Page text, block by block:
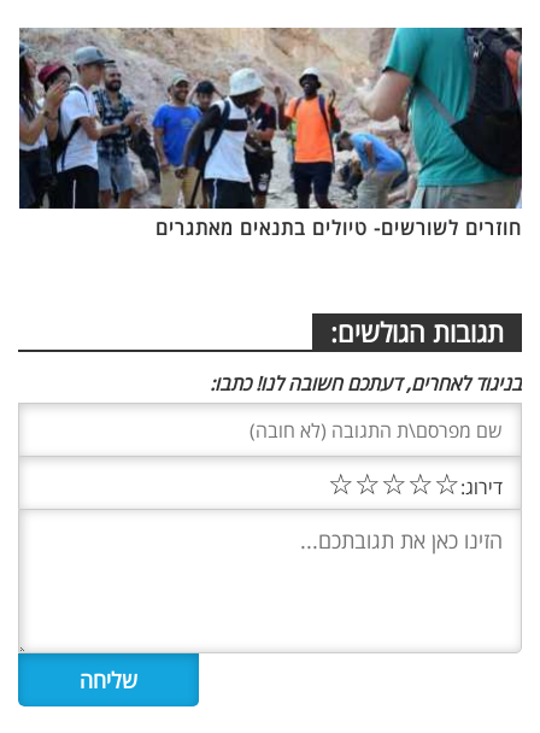
חוזרים לשורשים- טיולים בתנאים מאתגרים
תגובות הגולשים:
בניגוד לאחרים, דעתכם חשובה לנו! כתבו:
דירוג:☆
☆
☆
☆
☆